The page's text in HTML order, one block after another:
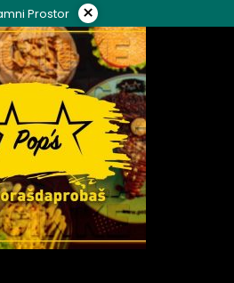
Prostor ×